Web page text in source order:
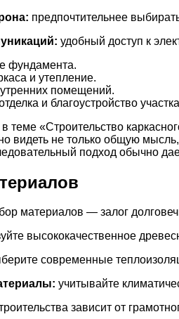
предпочтительнее
удобный доступ к
фундамента.
и утепление.
помещений.
и благоустройство
в теме «Строительство
видеть не только общую
подход обычно
материалов — залог
высококачественное
современные
учитывайте
зависит от